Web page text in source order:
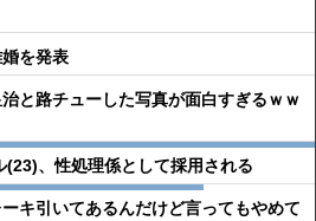
を発表
治と路チューした写真が面白すぎるｗｗ
(23)、性処理係として採用される
キ引いてあるんだけど言ってもやめて